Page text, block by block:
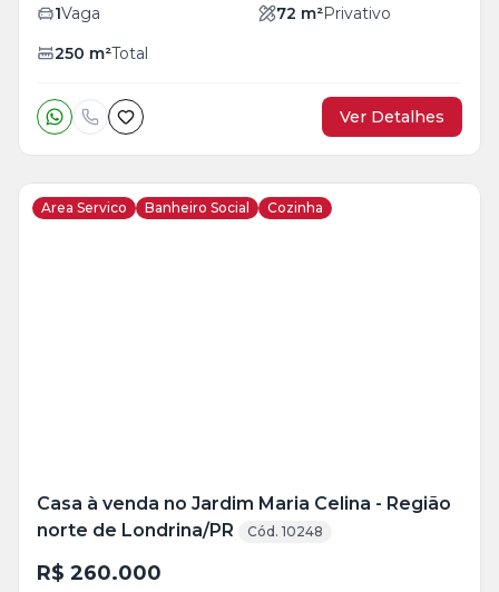
1Vaga 72 m²Privativo
250 m²Total
Ver Detalhes
Area Servico Banheiro Social Cozinha
Casa à venda no Jardim Maria Celina - Região
norte de Londrina/PR
Cód. 10248
R$ 260.000